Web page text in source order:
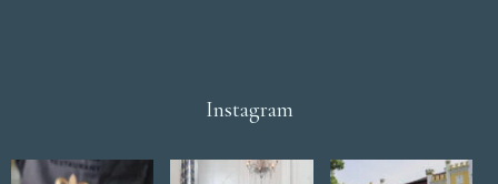
Instagram